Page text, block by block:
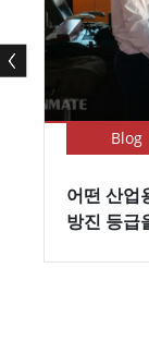
Blog
어떤 산업
방진 등급